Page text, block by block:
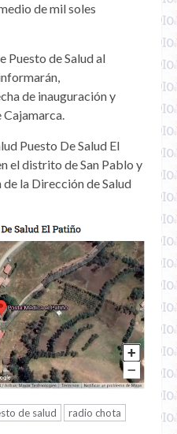
de mil soles
Puesto de Salud al
de inauguración y
Cajamarca.
Puesto De Salud El
el distrito de San Pablo y
la Dirección de Salud
de salud
radio chota